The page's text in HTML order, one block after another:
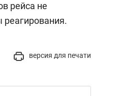
рейса не
реагирования.
версия для печати